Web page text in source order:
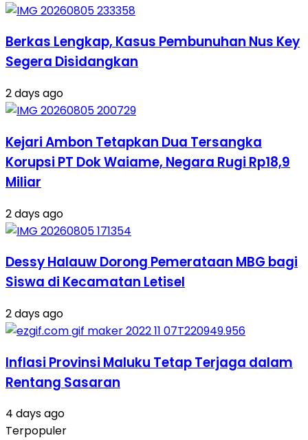
Berkas Lengkap, Kasus Pembunuhan Nus Key
Segera Disidangkan
2 days ago
Kejari Ambon Tetapkan Dua Tersangka
Korupsi PT Dok Waiame, Negara Rugi Rp18,9
Miliar
2 days ago
Dessy Halauw Dorong Pemerataan MBG bagi
Siswa di Kecamatan Letisel
2 days ago
Inflasi Provinsi Maluku Tetap Terjaga dalam
Rentang Sasaran
4 days ago
Terpopuler